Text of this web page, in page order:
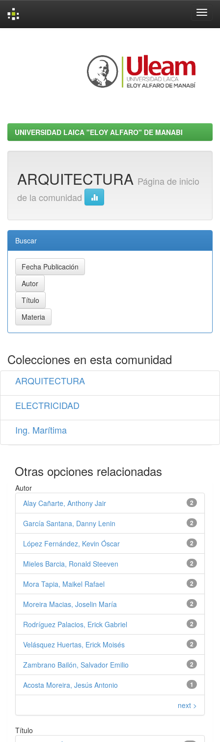
UNIVERSIDAD LAICA "ELOY ALFARO" DE MANABI
ARQUITECTURA Página de inicio
de la comunidad
Buscar
Colecciones en esta comunidad
ARQUITECTURA
ELECTRICIDAD
Ing. Marítima
Otras opciones relacionadas
Autor
2
Alay Cañarte, Anthony Jair
2
García Santana, Danny Lenin
2
López Fernández, Kevin Óscar
2
Mieles Barcia, Ronald Steeven
2
Mora Tapia, Maikel Rafael
2
Moreira Macias, Joselin María
2
Rodríguez Palacios, Erick Gabriel
2
Velásquez Huertas, Erick Moisés
2
Zambrano Bailón, Salvador Emilio
1
Acosta Moreira, Jesús Antonio
next >
Título